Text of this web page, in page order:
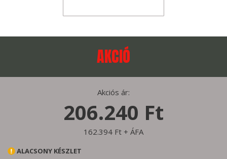
AKCIÓ
Akciós ár:
206.240 Ft
162.394 Ft + ÁFA
ALACSONY KÉSZLET